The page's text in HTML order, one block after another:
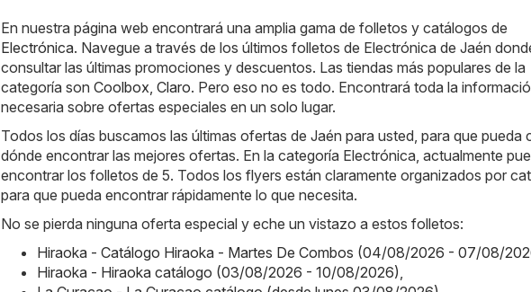
En nuestra página web encontrará una amplia gama de folletos y catálogos de
Electrónica. Navegue a través de los últimos folletos de Electrónica de Jaén
consultar las últimas promociones y descuentos. Las tiendas más populares de la
categoría son Coolbox Claro. Pero eso no es todo. Encontrará toda la
necesaria sobre ofertas especiales en un solo lugar.
Todos los días buscamos las últimas ofertas de Jaén para usted, para que pueda
dónde encontrar las mejores ofertas. En la categoría Electrónica, actualmente
encontrar los folletos de 5. Todos los flyers están claramente organizados por
para que pueda encontrar rápidamente lo que necesita.
No se pierda ninguna oferta especial y eche un vistazo a estos folletos:
Hiraoka - Catálogo Hiraoka - Martes De Combos (04/08/2026 - 07/08/
Hiraoka - Hiraoka catálogo (03/08/2026 - 10/08/2026)